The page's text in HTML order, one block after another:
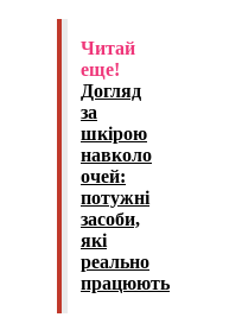
Читай
еще!
Догляд
за
шкірою
навколо
очей:
потужні
засоби,
які
реально
працюють